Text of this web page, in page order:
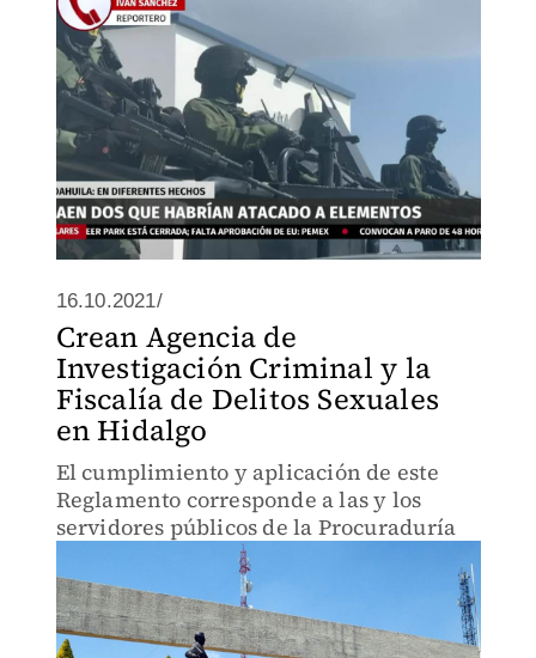
16.10.2021/
Crean Agencia de
Investigación Criminal y la
Fiscalía de Delitos Sexuales
en Hidalgo
El cumplimiento y aplicación de este
Reglamento corresponde a las y los
servidores públicos de la Procuraduría